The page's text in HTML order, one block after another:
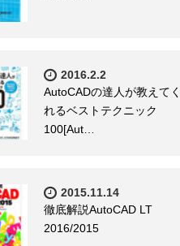
2016.2.2
AutoCADの達人が教えてく
れるベストテクニック
100[Aut…
2015.11.14
徹底解説AutoCAD LT
2016/2015